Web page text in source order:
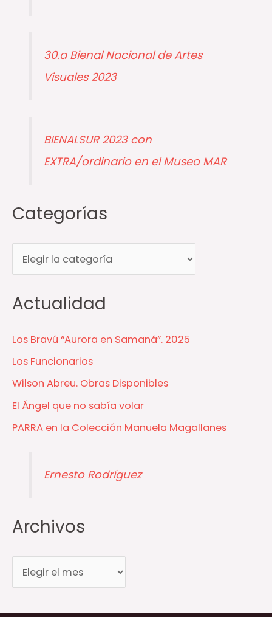
30.a Bienal Nacional de Artes
Visuales 2023
BIENALSUR 2023 con
EXTRA/ordinario en el Museo MAR
Categorías
a
e
r
í
a
s
Actualidad
Los Bravú “Aurora en Samaná”. 2025
Los Funcionarios
Wilson Abreu. Obras Disponibles
El Ángel que no sabía volar
PARRA en la Colección Manuela Magallanes
Ernesto Rodríguez
Archivos
r